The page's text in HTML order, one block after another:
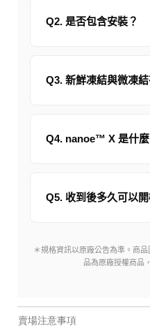
Q2. 是否包含安裝？
Q3. 新鮮凍結與微凍
Q4. nanoe™ X 是什麼
Q5. 收到後多久可以開
＊規格資訊以原廠公告為準。商
品為原廠授權商品
賣場注意事項